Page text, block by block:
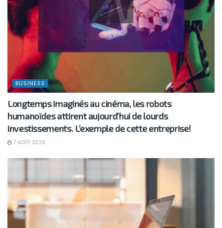
BUSINESS
Longtemps imaginés au cinéma, les robots
humanoïdes attirent aujourd’hui de lourds
investissements. L’exemple de cette entreprise!
7 AOÛT 2026